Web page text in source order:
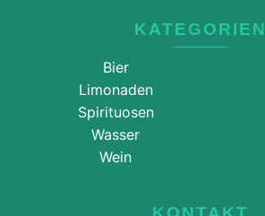
KATEGORIEN
Bier
Limonaden
Spirituosen
Wasser
Wein